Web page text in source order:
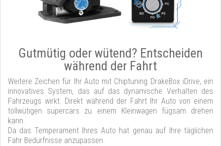
Gutmütig oder wütend? Entscheiden
während der Fahrt
Weitere Zeichen für Ihr Auto mit Chiptuning DrakeBox iDrive, ein
innovatives System, das auf das dynamische Verhalten des
Fahrzeugs wirkt. Direkt während der Fahrt Ihr Auto von einem
tollwütigen supercars zu einem Kleinwagen fügsam drehen
kann.
Da das Temperament Ihres Auto hat genau auf Ihre täglichen
Fahr Bedürfnisse anzupassen.